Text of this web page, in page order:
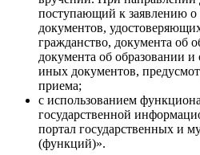
поступающий к заявлению о
документов,
гражданство, документа об
документа об образовании
иных документов,
приема;
с использованием
государственной
портал государственных и
(функций)».